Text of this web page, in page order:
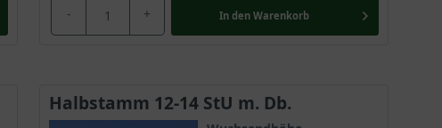
- + In den Warenkorb
Halbstamm 12-14 StU m. Db.